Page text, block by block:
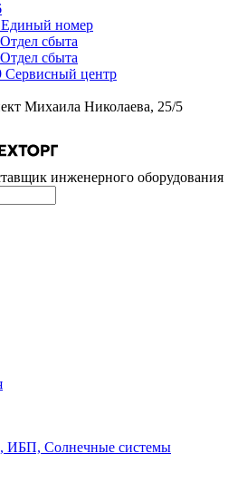
Единый номер
Отдел сбыта
Отдел сбыта
Сервисный центр
Михаила Николаева, 25/5
инженерного оборудования
ИБП, Солнечные системы